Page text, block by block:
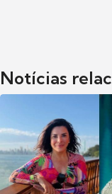
Notícias